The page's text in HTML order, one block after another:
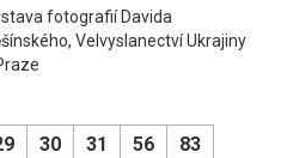
fotografií Davida
Velvyslanectví Ukrajiny
30 31 56
83